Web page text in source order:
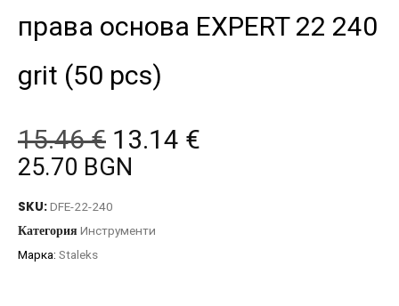
права основа EXPERT 22 240
grit (50 pcs)
15.46€ 13.14 €
25.70 BGN
SKU:DFE-22-240
Категория Инструменти
Марка: Staleks